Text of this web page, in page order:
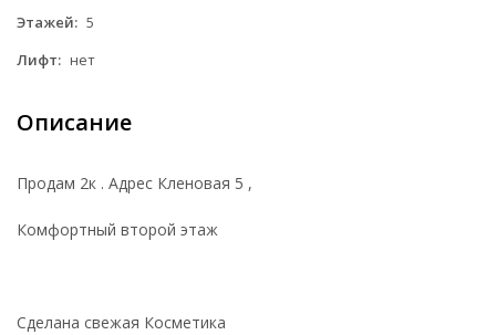
Этажей: 5
Лифт: нет
Описание
Продам 2к . Адрес Кленовая 5 ,
Комфортный второй этаж
Сделана свежая Косметика